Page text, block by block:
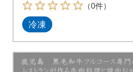
（0件）
冷凍